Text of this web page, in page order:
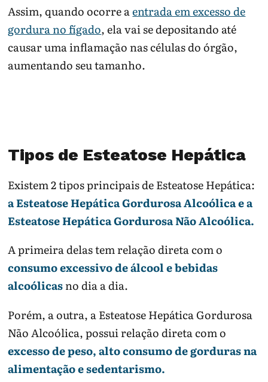
Assim, quando ocorre aentrada em excesso de
gordura no fígado, ela vai se depositando até
causar uma inflamação nas células do órgão,
aumentando seu tamanho.
Tipos de Esteatose Hepática
Existem 2 tipos principais de Esteatose Hepática:
a Esteatose Hepática Gordurosa Alcoólica e a
Esteatose Hepática Gordurosa Não Alcoólica.
A primeira delas tem relação direta com o
consumo excessivo de álcool e bebidas
alcoólicasno dia a dia.
Porém, a outra, a Esteatose Hepática Gordurosa
Não Alcoólica, possui relação direta com o
excesso de peso, alto consumo de gorduras na
alimentação e sedentarismo.